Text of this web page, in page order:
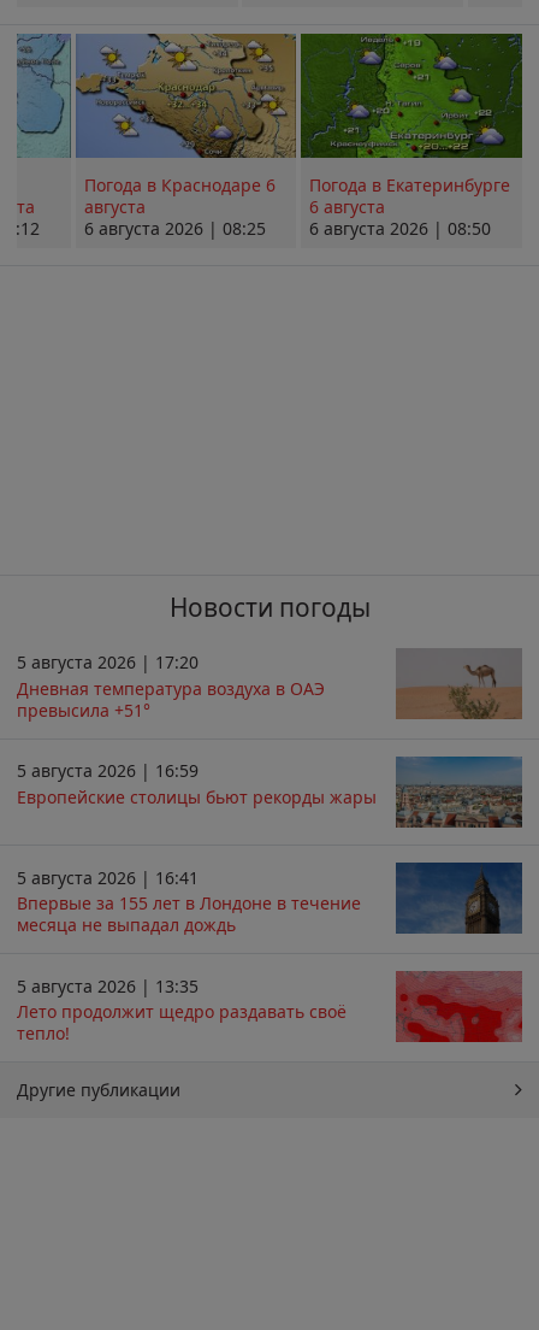
Погода в Краснодаре 6
августа
6 августа 2026 | 08:25
Погода в Екатеринбурге
6 августа
6 августа 2026 | 08:50
Новости погоды
5 августа 2026 | 17:20
Дневная температура воздуха в ОАЭ
превысила +51°
5 августа 2026 | 16:59
Европейские столицы бьют рекорды жары
5 августа 2026 | 16:41
Впервые за 155 лет в Лондоне в течение
месяца не выпадал дождь
5 августа 2026 | 13:35
Лето продолжит щедро раздавать своё
тепло!
Другие публикации